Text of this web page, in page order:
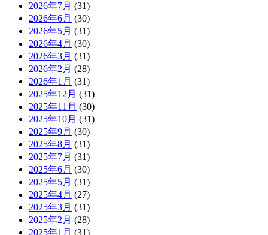
2026年7月 (31)
2026年6月 (30)
2026年5月 (31)
2026年4月 (30)
2026年3月 (31)
2026年2月 (28)
2026年1月 (31)
2025年12月 (31)
2025年11月 (30)
2025年10月 (31)
2025年9月 (30)
2025年8月 (31)
2025年7月 (31)
2025年6月 (30)
2025年5月 (31)
2025年4月 (27)
2025年3月 (31)
2025年2月 (28)
2025年1月 (31)